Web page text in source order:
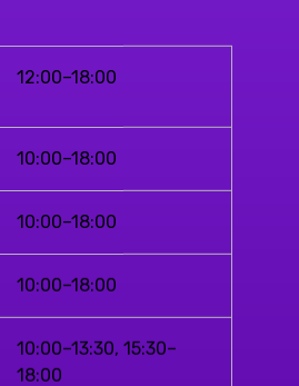
12:00–18:00
10:00–18:00
10:00–18:00
10:00–18:00
10:00–13:30, 15:30–
18:00